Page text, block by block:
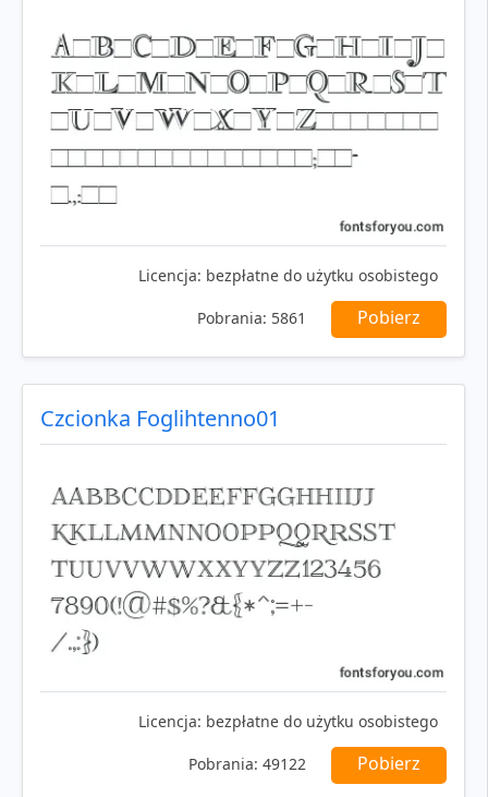
Licencja: bezpłatne do użytku osobistego
Pobrania: 5861 Pobierz
Czcionka Foglihtenno01
Licencja: bezpłatne do użytku osobistego
Pobrania: 49122 Pobierz